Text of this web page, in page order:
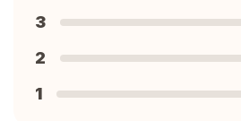
3
2
1